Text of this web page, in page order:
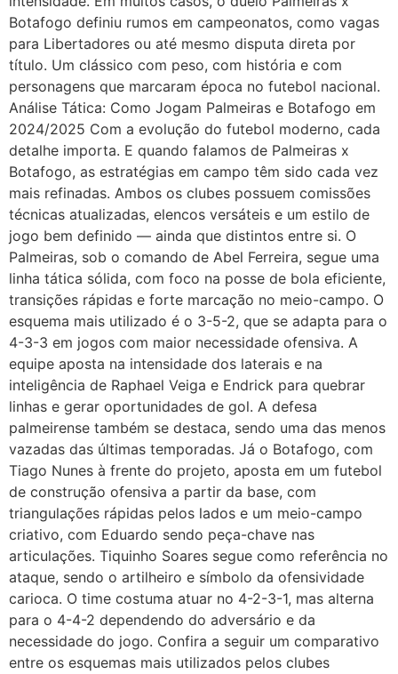
Botafogo definiu rumos em campeonatos, como vagas
para Libertadores ou até mesmo disputa direta por
título. Um clássico com peso, com história e com
personagens que marcaram época no futebol nacional.
Análise Tática: Como Jogam Palmeiras e Botafogo em
2024/2025 Com a evolução do futebol moderno, cada
detalhe importa. E quando falamos de Palmeiras x
Botafogo, as estratégias em campo têm sido cada vez
mais refinadas. Ambos os clubes possuem comissões
técnicas atualizadas, elencos versáteis e um estilo de
jogo bem definido — ainda que distintos entre si. O
Palmeiras, sob o comando de Abel Ferreira, segue uma
linha tática sólida, com foco na posse de bola eficiente,
transições rápidas e forte marcação no meio-campo. O
esquema mais utilizado é o 3-5-2, que se adapta para o
4-3-3 em jogos com maior necessidade ofensiva. A
equipe aposta na intensidade dos laterais e na
inteligência de Raphael Veiga e Endrick para quebrar
linhas e gerar oportunidades de gol. A defesa
palmeirense também se destaca, sendo uma das menos
vazadas das últimas temporadas. Já o Botafogo, com
Tiago Nunes à frente do projeto, aposta em um futebol
de construção ofensiva a partir da base, com
triangulações rápidas pelos lados e um meio-campo
criativo, com Eduardo sendo peça-chave nas
articulações. Tiquinho Soares segue como referência no
ataque, sendo o artilheiro e símbolo da ofensividade
carioca. O time costuma atuar no 4-2-3-1, mas alterna
para o 4-4-2 dependendo do adversário e da
necessidade do jogo. Confira a seguir um comparativo
entre os esquemas mais utilizados pelos clubes